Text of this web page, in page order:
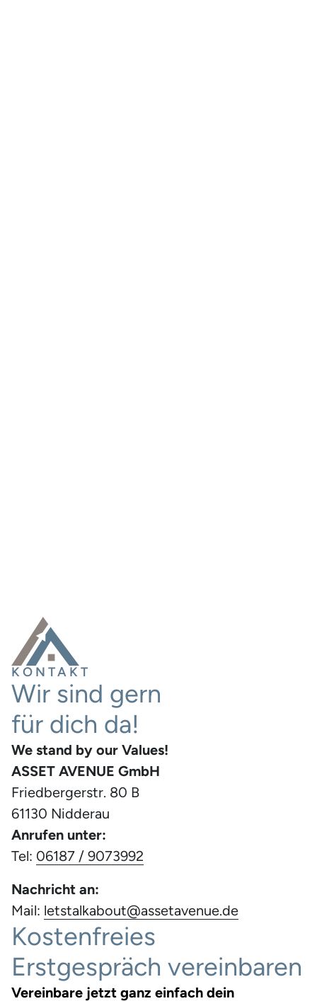
KONTAKT
Wir sind gern
für dich da!
We stand by our Values!
ASSET AVENUE GmbH
Friedbergerstr. 80 B
61130 Nidderau
Anrufen unter:
Tel: 06187 / 9073992
Nachricht an:
Mail: letstalkabout@assetavenue.de
Kostenfreies
Erstgespräch vereinbaren
Vereinbare jetzt ganz einfach dein